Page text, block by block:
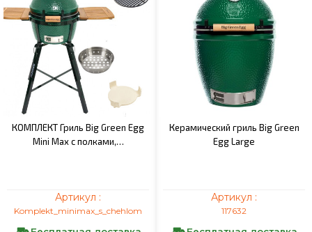
КОМПЛЕКТ Гриль Big Green Egg
Mini Max с полками,…
Артикул :
Komplekt_minimax_s_chehlom
Керамический гриль Big Green
Egg Large
Артикул :
117632